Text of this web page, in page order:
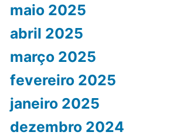
maio 2025
abril 2025
março 2025
fevereiro 2025
janeiro 2025
dezembro 2024